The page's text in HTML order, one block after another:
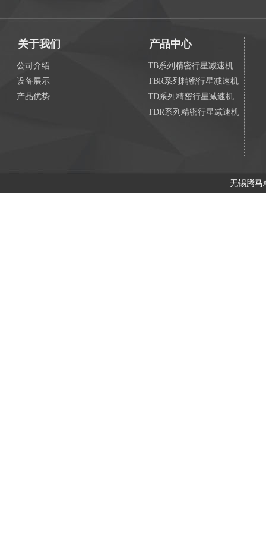
关于我们
公司介绍
设备展示
产品优势
产品中心
TB系列精密行星减速机
TBR系列精密行星减速机
TD系列精密行星减速机
TDR系列精密行星减速机
无锡腾马